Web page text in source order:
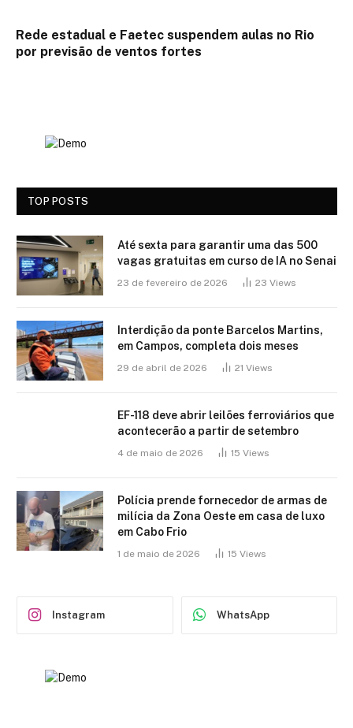
Rede estadual e Faetec suspendem aulas no Rio
por previsão de ventos fortes
TOP POSTS
Até sexta para garantir uma das 500
vagas gratuitas em curso de IA no Senai
23 de fevereiro de 2026 23 Views
Interdição da ponte Barcelos Martins,
em Campos, completa dois meses
29 de abril de 2026 21 Views
EF-118 deve abrir leilões ferroviários que
acontecerão a partir de setembro
4 de maio de 2026 15 Views
Polícia prende fornecedor de armas de
milícia da Zona Oeste em casa de luxo
em Cabo Frio
1 de maio de 2026 15 Views
Instagram WhatsApp